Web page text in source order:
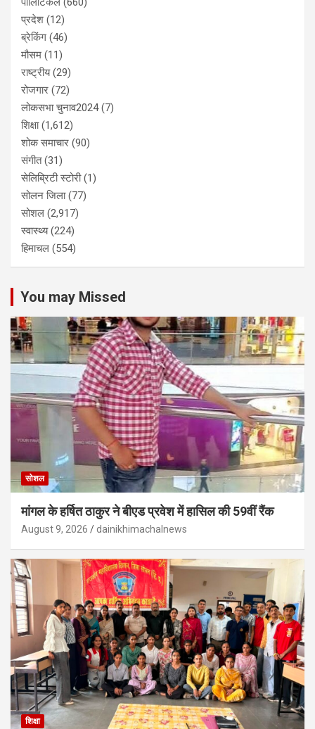
प्रदेश (12)
ब्रेकिंग (46)
मौसम (11)
राष्ट्रीय(29)
रोजगार (72)
लोकसभा चुनाव2024(7)
शिक्षा(1,612)
शोक समाचार (90)
संगीत(31)
सेलिब्रिटी स्टोरी(1)
सोलन जिला(77)
सोशल (2,917)
स्वास्थ्य(224)
हिमाचल (554)
You may Missed
सोशल
मांगल के हर्षित ठाकुर ने बीएड प्रवेश में हासिल की 59वीं रैंक
August 9, 2026 dainikhimachalnews
शिक्षा